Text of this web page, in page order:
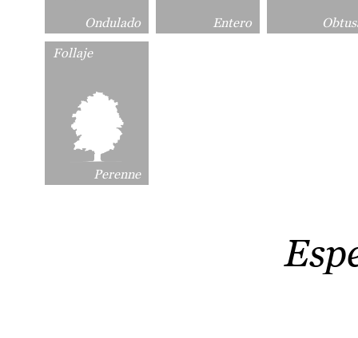
Ondulado Entero
Follaje
Perenne